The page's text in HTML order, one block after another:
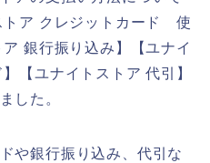
トア クレジットカード 使
銀行振り込み】【ユナイ
【ユナイトストア 代引】
した。
や銀行振り込み、代引な